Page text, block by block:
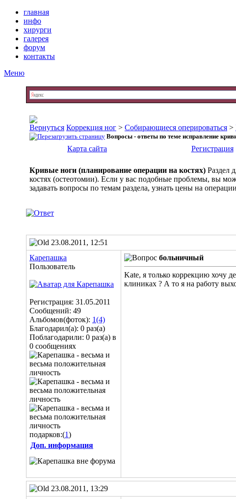
главная
инфо
хирурги
галерея
форум
контакты
Меню
Коррекция ног > Собирающиеся оперироваться >
Вопросы - ответы по теме исправление
Карта сайта
Регистрация
Кривые ноги (планирование операции на костях) Раздел
костях (остеотомии). Если у вас подобные проблемы, вы
задавать вопросы по темам раздела, узнать цены на
23.08.2011, 12:51
Карепашка
Пользователь
Регистрация: 31.05.2011
Сообщений: 49
Альбомов(фоток): 1(4)
Благодарил(а): 0 раз(а)
Поблагодарили: 0 раз(а) в
0 сообщениях
подарков:(1)
Доп. информация
больничный
Kate, я только коррекцию хочу
клиниках ? А то я на работу
23.08.2011, 13:29